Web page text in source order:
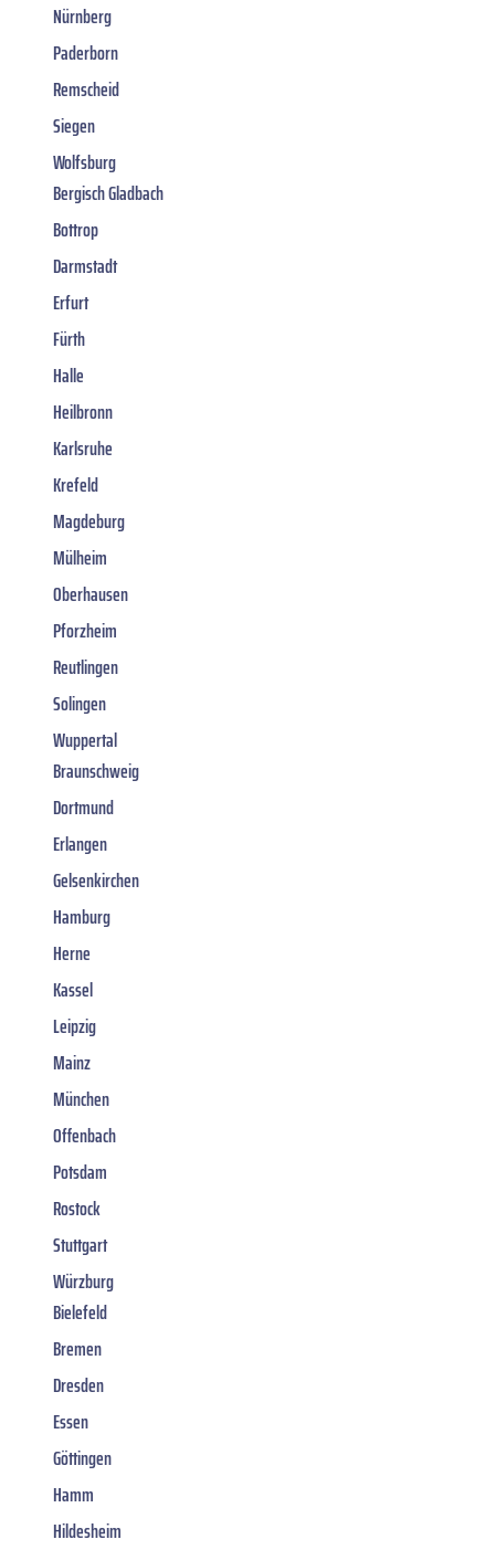
Nürnberg
Paderborn
Remscheid
Siegen
Wolfsburg
Bergisch Gladbach
Bottrop
Darmstadt
Erfurt
Fürth
Halle
Heilbronn
Karlsruhe
Krefeld
Magdeburg
Mülheim
Oberhausen
Pforzheim
Reutlingen
Solingen
Wuppertal
Braunschweig
Dortmund
Erlangen
Gelsenkirchen
Hamburg
Herne
Kassel
Leipzig
Mainz
München
Offenbach
Potsdam
Rostock
Stuttgart
Würzburg
Bielefeld
Bremen
Dresden
Essen
Göttingen
Hamm
Hildesheim